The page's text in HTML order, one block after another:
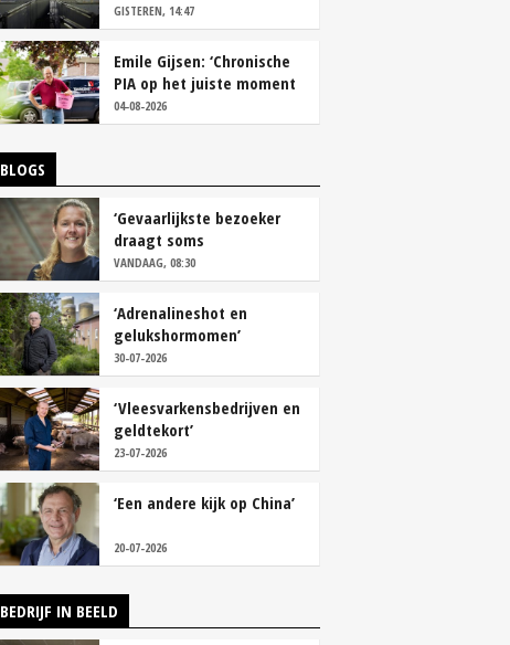
GISTEREN, 14:47
Emile Gijsen: ‘Chronische
PIA op het juiste moment
tackelen’
04-08-2026
BLOGS
‘Gevaarlijkste bezoeker
draagt soms
overschoenen’
VANDAAG, 08:30
‘Adrenalineshot en
gelukshormomen’
30-07-2026
‘Vleesvarkensbedrijven en
geldtekort’
23-07-2026
‘Een andere kijk op China’
20-07-2026
BEDRIJF IN BEELD